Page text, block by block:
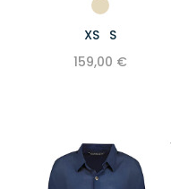
XS S
159,00 €